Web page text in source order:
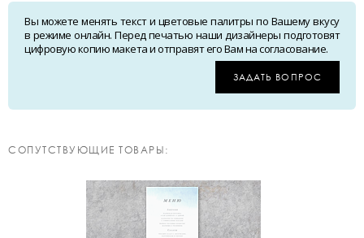
Вы можете менять текст и цветовые палитры по Вашему вкусу
в режиме онлайн. Перед печатью наши дизайнеры подготовят
цифровую копию макета и отправят его Вам на согласование.
ЗАДАТЬ ВОПРОС
CОПУТСТВУЮЩИЕ ТОВАРЫ: